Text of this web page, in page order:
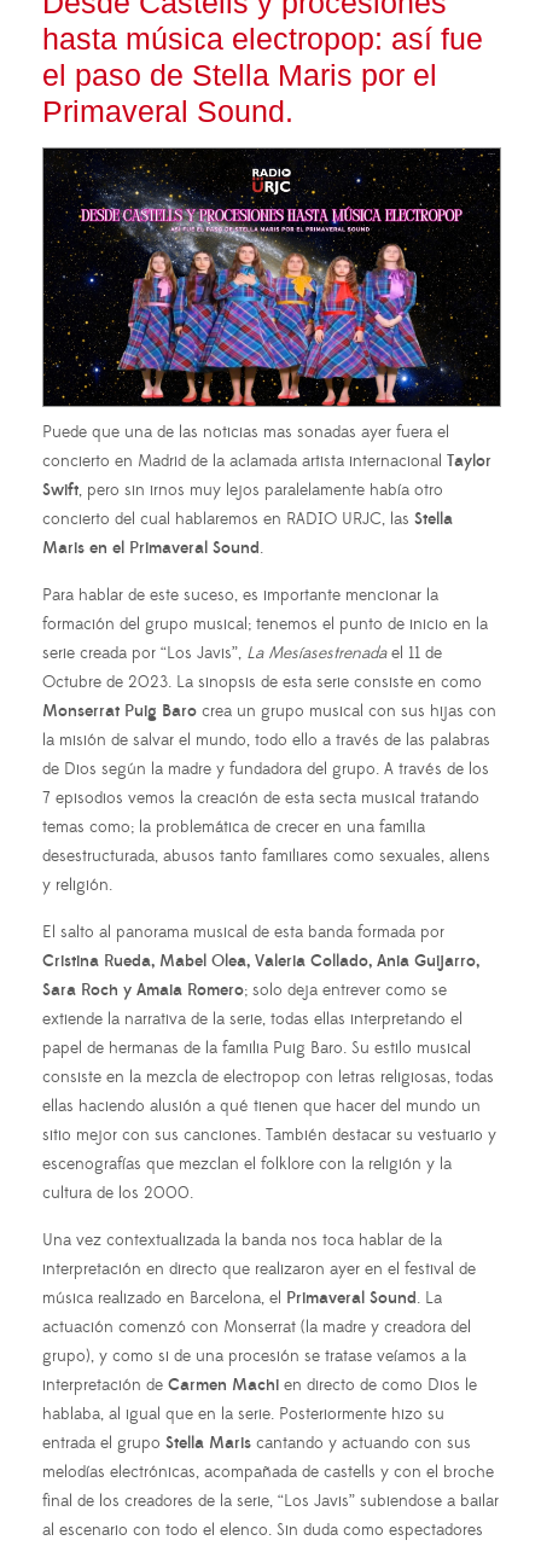
hasta música electropop: así fue
el paso de Stella Maris por el
Primaveral Sound.
Puede que una de las noticias mas sonadas ayer fuera el
concierto en Madrid de la aclamada artista internacional Taylor
Swift, pero sin irnos muy lejos paralelamente había otro
concierto del cual hablaremos en RADIO URJC, las Stella
Maris en el Primaveral Sound.
Para hablar de este suceso, es importante mencionar la
formación del grupo musical; tenemos el punto de inicio en la
serie creada por “Los Javis”, La Mesíasestrenadael 11 de
Octubre de 2023. La sinopsis de esta serie consiste en como
Monserrat Puig Baro crea un grupo musical con sus hijas con
la misión de salvar el mundo, todo ello a través de las palabras
de Dios según la madre y fundadora del grupo. A través de los
7 episodios vemos la creación de esta secta musical tratando
temas como; la problemática de crecer en una familia
desestructurada, abusos tanto familiares como sexuales, aliens
y religión.
El salto al panorama musical de esta banda formada por
Cristina Rueda, Mabel Olea, Valeria Collado, Ania Guijarro,
Sara Roch y Amaia Romero; solo deja entrever como se
extiende la narrativa de la serie, todas ellas interpretando el
papel de hermanas de la familia Puig Baro. Su estilo musical
consiste en la mezcla de electropop con letras religiosas, todas
ellas haciendo alusión a qué tienen que hacer del mundo un
sitio mejor con sus canciones. También destacar su vestuario y
escenografías que mezclan el folklore con la religión y la
cultura de los 2000.
Una vez contextualizada la banda nos toca hablar de la
interpretación en directo que realizaron ayer en el festival de
música realizado en Barcelona, el Primaveral Sound. La
actuación comenzó con Monserrat (la madre y creadora del
grupo), y como si de una procesión se tratase veíamos a la
interpretación de Carmen Machi en directo de como Dios le
hablaba, al igual que en la serie. Posteriormente hizo su
entrada el grupo Stella Maris cantando y actuando con sus
melodías electrónicas, acompañada de castells y con el broche
final de los creadores de la serie, “Los Javis” subiendose a bailar
al escenario con todo el elenco. Sin duda como espectadores